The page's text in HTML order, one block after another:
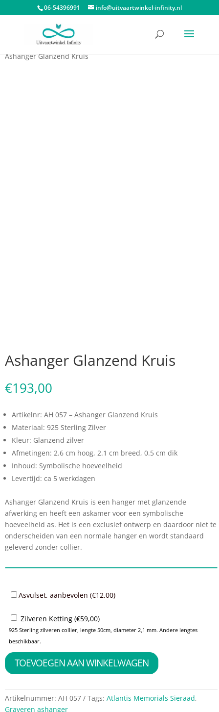
06-54396991 info@uitvaartwinkel-infinity.nl
Assieraden/Ashangers
Ashanger Glanzend Kruis
Ashanger Glanzend Kruis
€193,00
Artikelnr: AH 057 – Ashanger Glanzend Kruis
Materiaal: 925 Sterling Zilver
Kleur: Glanzend zilver
Afmetingen: 2.6 cm hoog, 2.1 cm breed, 0.5 cm dik
Inhoud: Symbolische hoeveelheid
Levertijd: ca 5 werkdagen
Ashanger Glanzend Kruis is een hanger met glanzende
afwerking en heeft een askamer voor een symbolische
hoeveelheid as. Het is een exclusief ontwerp en daardoor niet te
onderscheiden van een normale hanger en wordt standaard
geleverd zonder collier.
Asvulset, aanbevolen (€12,00)
Zilveren Ketting (€59,00)
925 Sterling zilveren collier, lengte 50cm, diameter 2,1 mm. Andere lengtes
beschikbaar.
TOEVOEGEN AAN WINKELWAGEN
Artikelnummer: AH 057 Tags: Atlantis Memorials Sieraad,
Graveren ashanger